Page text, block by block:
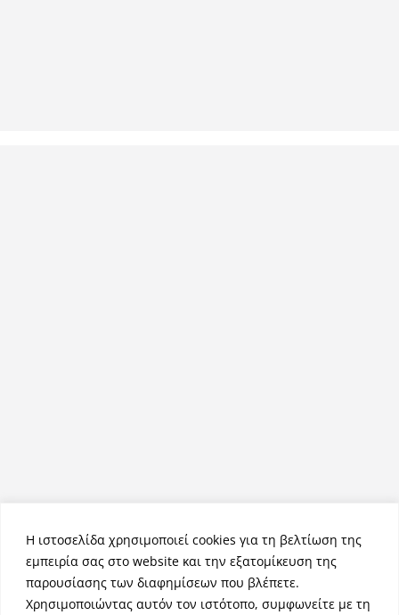
Η ιστοσελίδα χρησιμοποιεί cookies για τη βελτίωση της
εμπειρία σας στο website και την εξατομίκευση της
παρουσίασης των διαφημίσεων που βλέπετε.
Χρησιμοποιώντας αυτόν τον ιστότοπο, συμφωνείτε με τη
Πνευματικά Δικαιώματα © 2026NemeaPress. Τα πνευματικά